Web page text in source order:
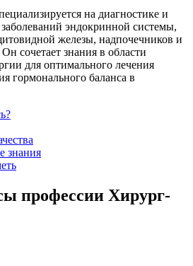
на диагностике и
эндокринной системы,
железы, надпочечников и
сочетает знания в области
для оптимального лечения
гормонального баланса в
знания
профессии Хирург-